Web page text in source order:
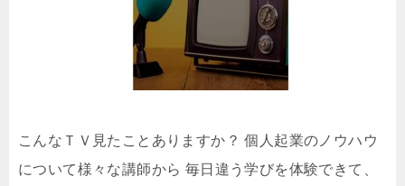
こんなＴＶ見たことありますか？ 個人起業のノウハウ
について様々な講師から 毎日違う学びを体験できて、